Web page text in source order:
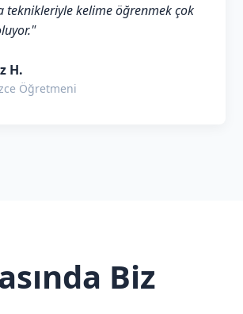
teknikleriyle kelime öğrenmek çok
H.
Öğretmeni
Biz